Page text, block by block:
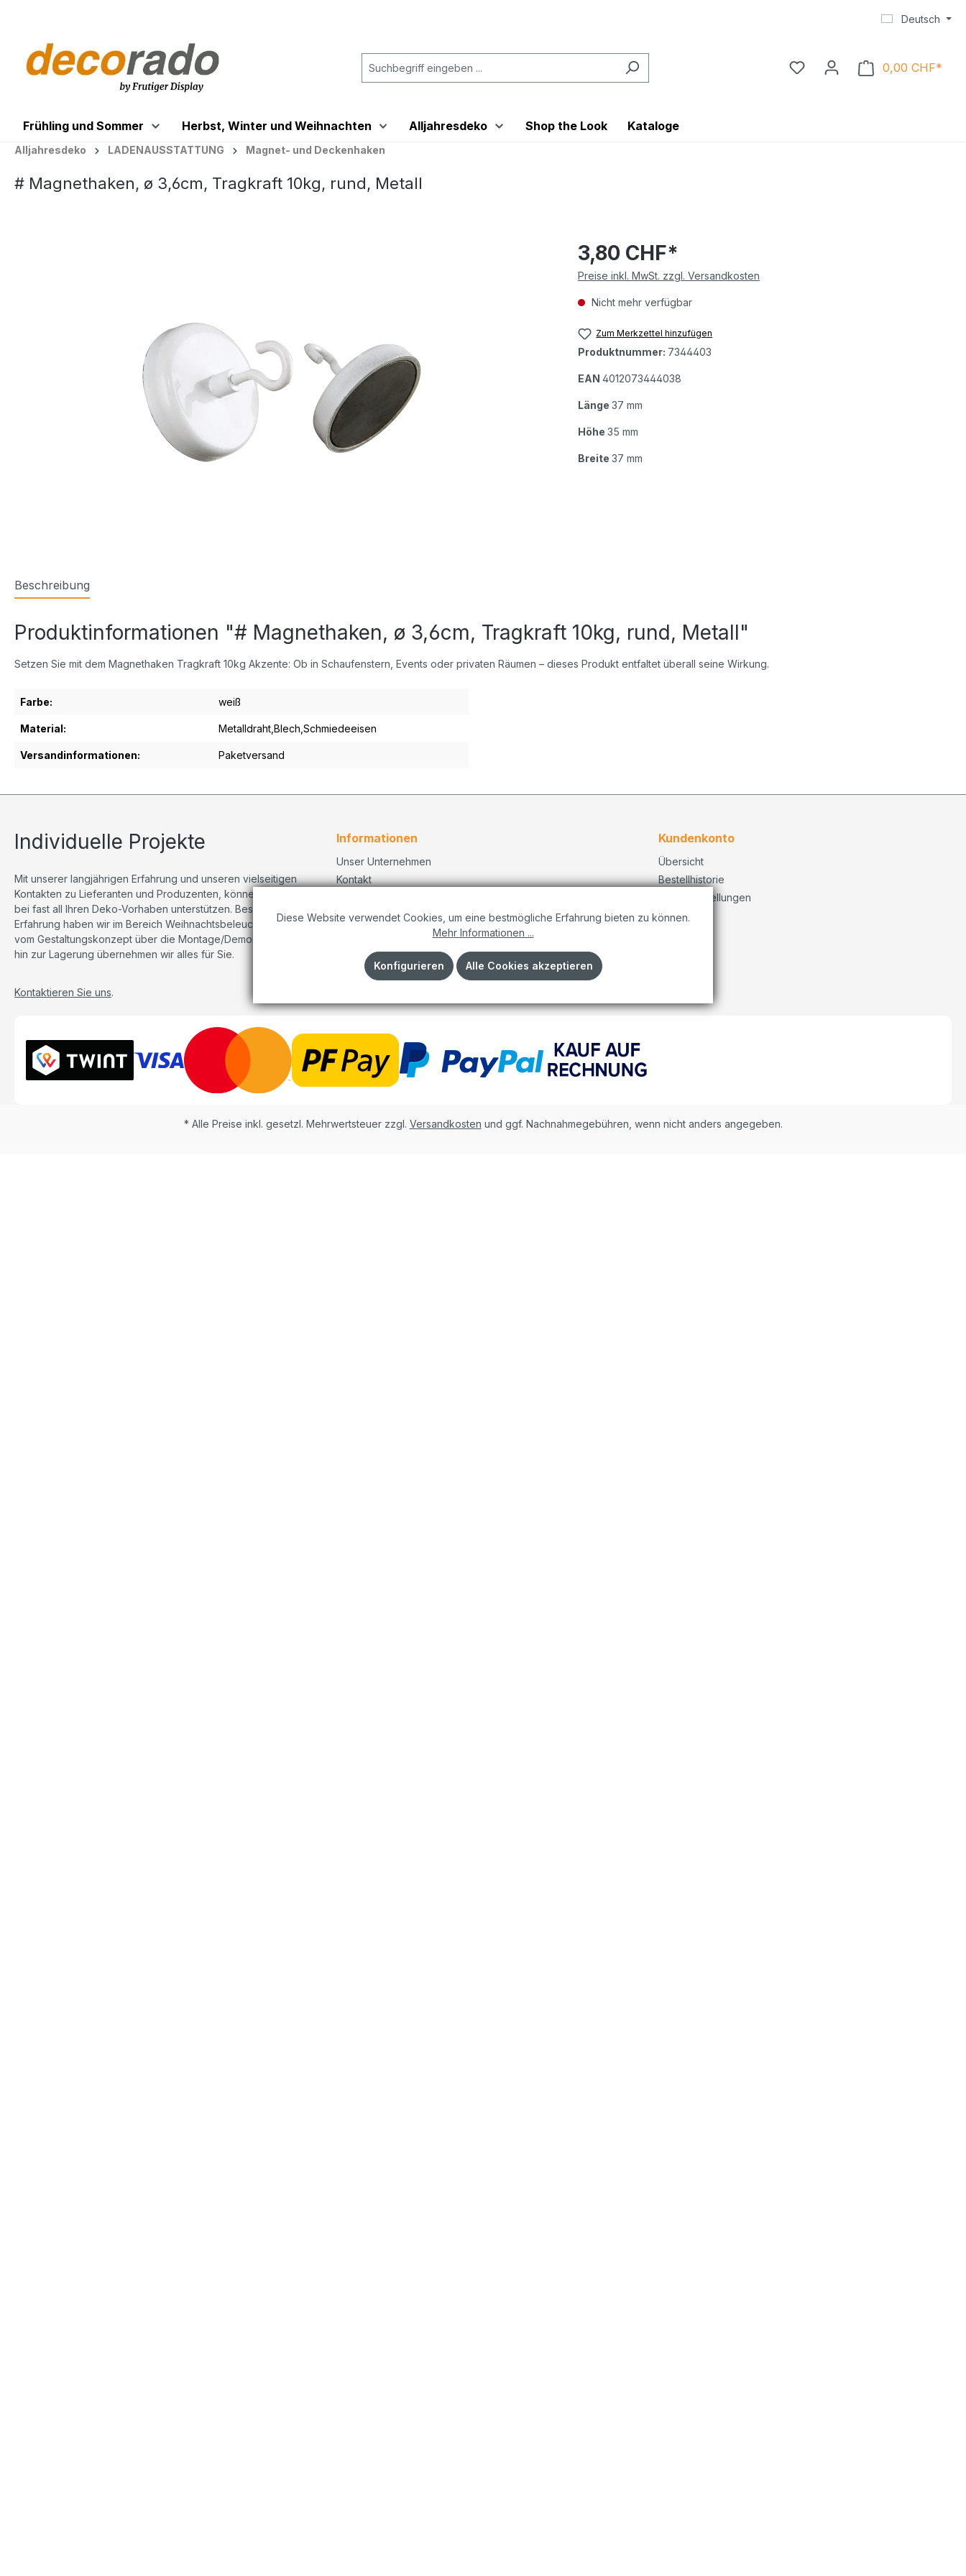
Deutsch
0,00 CHF*
Frühling und Sommer Herbst, Winter und Weihnachten Alljahresdeko Shop the Look Kataloge
Alljahresdeko LADENAUSSTATTUNG Magnet- und Deckenhaken
# Magnethaken, ø 3,6cm, Tragkraft 10kg, rund, Metall
3,80 CHF*
Preise inkl. MwSt. zzgl. Versandkosten
Nicht mehr verfügbar
Zum Merkzettel hinzufügen
Produktnummer: 7344403
EAN 4012073444038
Länge 37 mm
Höhe 35 mm
Breite 37 mm
Beschreibung
Produktinformationen "# Magnethaken, ø 3,6cm, Tragkraft 10kg, rund, Metall"
Setzen Sie mit dem Magnethaken Tragkraft 10kg Akzente: Ob in Schaufenstern, Events oder privaten Räumen – dieses Produkt entfaltet überall seine Wirkung.
Farbe: weiß
Material: Metalldraht,Blech,Schmiedeeisen
Versandinformationen: Paketversand
Individuelle Projekte
Mit unserer langjährigen Erfahrung und unseren vielseitigen
Kontakten zu Lieferanten und Produzenten, können wir Sie
bei fast all Ihren Deko-Vorhaben unterstützen. Besonders viel
Erfahrung haben wir im Bereich Weihnachtsbeleuchtungen,
vom Gestaltungskonzept über die Montage/Demontage bis
hin zur Lagerung übernehmen wir alles für Sie.
Kontaktieren Sie uns.
Informationen
Unser Unternehmen
Kontakt
Datenschutzerklärung
Dekorationskonzepte
Impressum
Kundenkonto
Übersicht
Bestellhistorie
Konto Einstellungen
* Alle Preise inkl. gesetzl. Mehrwertsteuer zzgl. Versandkosten und ggf. Nachnahmegebühren, wenn nicht anders angegeben.
Diese Website verwendet Cookies, um eine bestmögliche Erfahrung bieten zu können.
Mehr Informationen ...
Konfigurieren Alle Cookies akzeptieren